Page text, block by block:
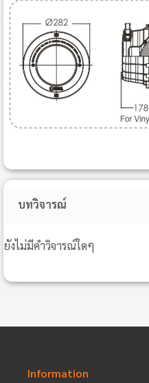
บทวิจารณ์
ยังไม่มีคำวิจารณ์ใดๆ
Information